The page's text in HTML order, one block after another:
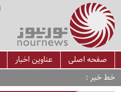
صفحه اصلی عناوین اخبار
خط خبر